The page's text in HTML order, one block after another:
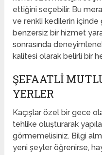
ettiğini seçebilir. Bu
ve renkli kedilerin içinde
benzersiz bir hizmet
sonrasında
kalitesi olarak belirli bir
ŞEFAATLI
YERLER
Kaçışlar özel bir gece
tehlike oluşturarak
görmemelisiniz. Bilgi
yeni şeyler öğrenirse,